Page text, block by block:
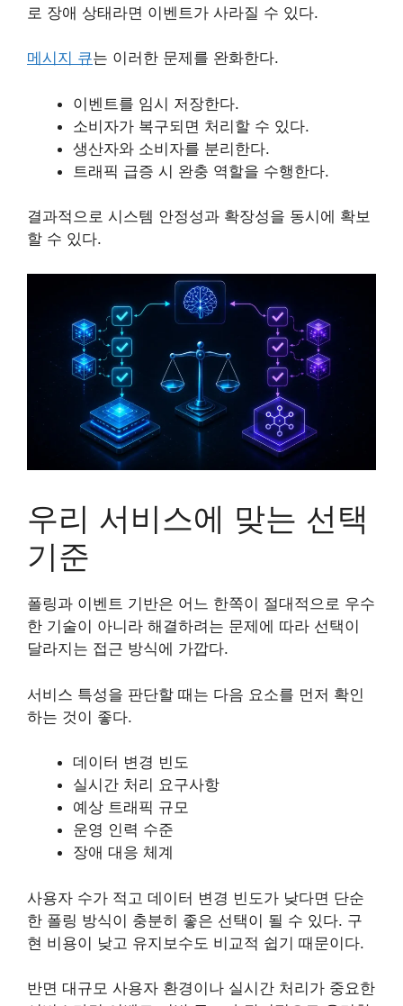
로 장애 상태라면 이벤트가 사라질 수 있다.
메시지 큐는 이러한 문제를 완화한다.
이벤트를 임시 저장한다.
소비자가 복구되면 처리할 수 있다.
생산자와 소비자를 분리한다.
트래픽 급증 시 완충 역할을 수행한다.
결과적으로 시스템 안정성과 확장성을 동시에 확보
할 수 있다.
우리 서비스에 맞는 선택
기준
폴링과 이벤트 기반은 어느 한쪽이 절대적으로 우수
한 기술이 아니라 해결하려는 문제에 따라 선택이
달라지는 접근 방식에 가깝다.
서비스 특성을 판단할 때는 다음 요소를 먼저 확인
하는 것이 좋다.
데이터 변경 빈도
실시간 처리 요구사항
예상 트래픽 규모
운영 인력 수준
장애 대응 체계
사용자 수가 적고 데이터 변경 빈도가 낮다면 단순
한 폴링 방식이 충분히 좋은 선택이 될 수 있다. 구
현 비용이 낮고 유지보수도 비교적 쉽기 때문이다.
반면 대규모 사용자 환경이나 실시간 처리가 중요한